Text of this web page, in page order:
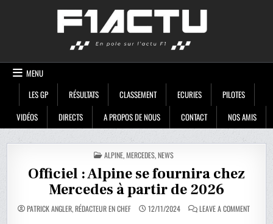
MENU
LES GP
RÉSULTATS CLASSEMENT ECURIES
PILOTES
VIDÉOS
DIRECTS A PROPOS DE NOUS CONTACT NOS AMIS
POSTED
IN
ALPINE,MERCEDES,NEWS
Officiel : Alpine se fournira chez
Mercedes à partir de 2026
PATRICK ANGLER, RÉDACTEUR EN CHEF 12/11/2024 LEAVE A COMMENTON
OFFICIEL